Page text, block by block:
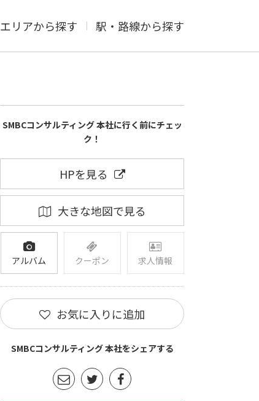
エリアから探す 駅・路線から探す
SMBCコンサルティング 本社に行く前にチェッ
ク！
HPを見る
大きな地図で見る
アルバム クーポン 求人情報
お気に入りに追加
SMBCコンサルティング 本社をシェアする